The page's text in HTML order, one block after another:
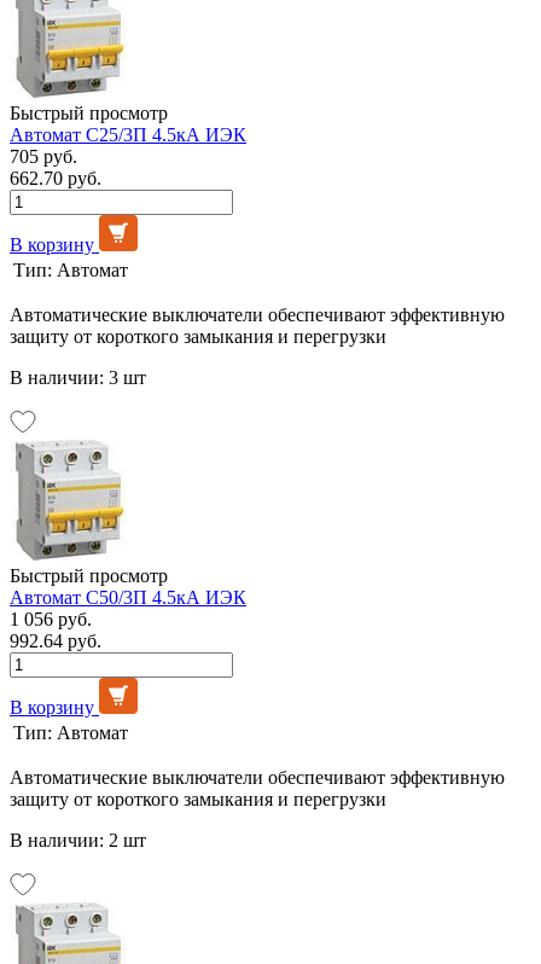
Быстрый просмотр
Автомат C25/3П 4.5кА ИЭК
705 руб.
662.70 руб.
В корзину
Тип: Автомат
Автоматические выключатели обеспечивают эффективную
защиту от короткого замыкания и перегрузки
В наличии: 3 шт
Быстрый просмотр
Автомат C50/3П 4.5кА ИЭК
1 056 руб.
992.64 руб.
В корзину
Тип: Автомат
Автоматические выключатели обеспечивают эффективную
защиту от короткого замыкания и перегрузки
В наличии: 2 шт